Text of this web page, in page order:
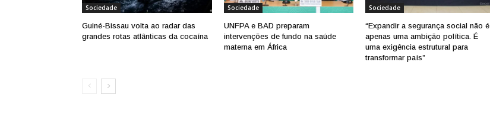
Sociedade
Guiné-Bissau volta ao radar das
grandes rotas atlânticas da cocaína
Sociedade
UNFPA e BAD preparam
intervenções de fundo na saúde
materna em África
Sociedade
“Expandir a segurança social não é
apenas uma ambição política. É
uma exigência estrutural para
transformar país”